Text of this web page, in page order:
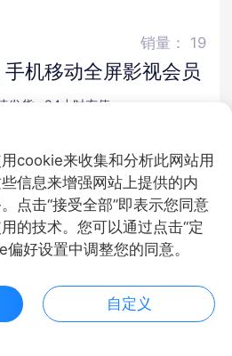
销量： 19
机移动全屏影视会员
发货 · 24小时充值
SVIP 全屏会员
$ 5.23立即购买
cookie来收集和分析此网站用
信息来增强网站上提供的内
点击“接受全部”即表示您同意
的技术。您可以通过点击“定
好设置中调整您的同意。
自定义